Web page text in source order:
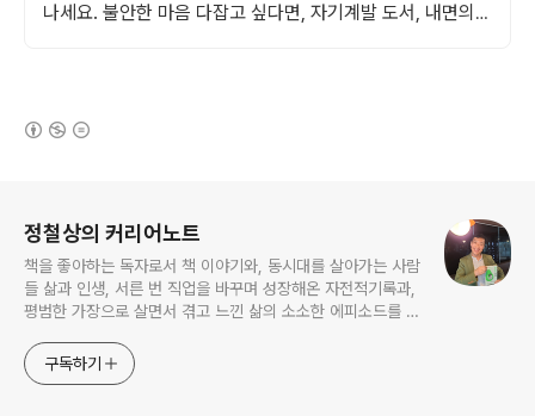
나세요. 불안한 마음 다잡고 싶다면, 자기계발 도서, 내면의
정철상의 커리어노트
책을 좋아하는 독자로서 책 이야기와, 동시대를 살아가는 사람
들 삶과 인생, 서른 번 직업을 바꾸며 성장해온 자전적기록과,
평범한 가장으로 살면서 겪고 느낀 삶의 소소한 에피소드를 전
고픈 커리어코치, 유튜브: 정교수의 인생수업
구독하기